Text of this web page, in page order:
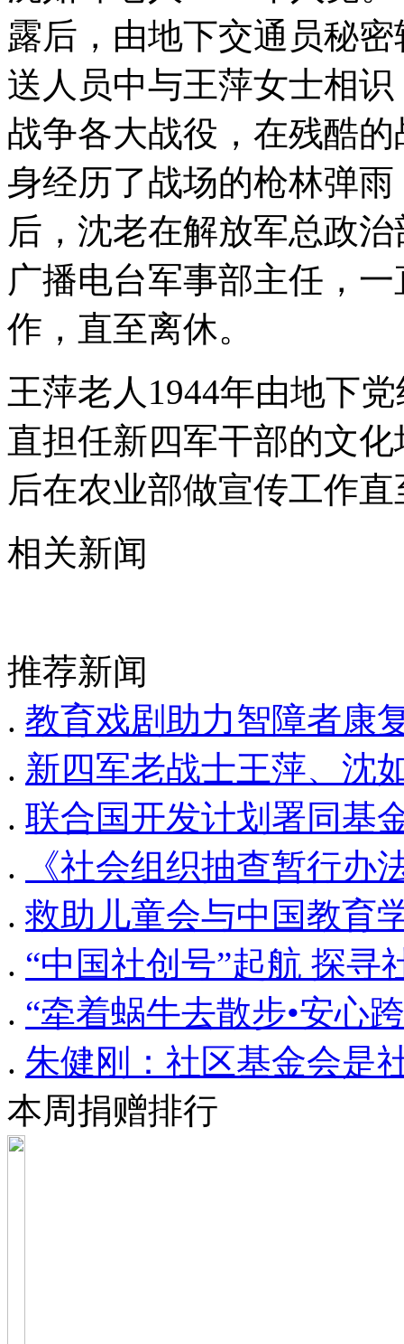
露后，由地下交通员秘
送人员中与王萍女士相
战争各大战役，在残酷
身经历了战场的枪林弹
后，沈老在解放军总政
广播电台军事部主任，
作，直至离休。
王萍老人1944年由地下
直担任新四军干部的文
后在农业部做宣传工作
相关新闻
推荐新闻
. 教育戏剧助力智障者康
. 新四军老战士王萍、沈
. 联合国开发计划署同基
.
《社会组织抽查暂行办
. 救助儿童会与中国教育
. “中国社创号”起航 探寻
. “牵着蜗牛去散步•安心
. 朱健刚：社区基金会是
本周捐赠排行